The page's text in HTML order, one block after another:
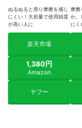
ぬるぬると滑り摩擦を感じ
にくい！大容量で使用頻度
が高い人に
楽天市場
1,380円
Amazon
ヤフー
摩擦
か。
にく